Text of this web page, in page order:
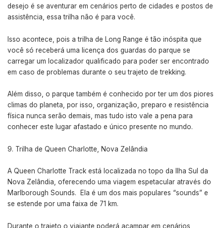
desejo é se aventurar em cenários perto de cidades e postos de
assistência, essa trilha não é para você.
Isso acontece, pois a trilha de Long Range é tão inóspita que
você só receberá uma licença dos guardas do parque se
carregar um localizador qualificado para poder ser encontrado
em caso de problemas durante o seu trajeto de trekking.
Além disso, o parque também é conhecido por ter um dos piores
climas do planeta, por isso, organização, preparo e resistência
física nunca serão demais, mas tudo isto vale a pena para
conhecer este lugar afastado e único presente no mundo.
Trilha de Queen Charlotte, Nova Zelândia
A Queen Charlotte Track está localizada no topo da Ilha Sul da
Nova Zelândia, oferecendo uma viagem espetacular através do
Marlborough Sounds. Ela é um dos mais populares “sounds” e
se estende por uma faixa de 71 km.
Durante o trajeto o viajante poderá acampar em cenários